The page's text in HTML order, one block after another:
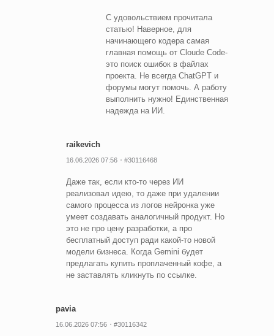
С удовольствием прочитала
статью! Наверное, для
начинающего кодера самая
главная помощь от Cloude Code-
это поиск ошибок в файлах
проекта. Не всегда ChatGPT и
форумы могут помочь. А работу
выполнить нужно! Единственная
надежда на ИИ.
raikevich
16.06.2026 07:56 #30116468
Даже так, если кто-то через ИИ
реализовал идею, то даже при удалении
самого процесса из логов нейронка уже
умеет создавать аналогичный продукт. Но
это не про цену разработки, а про
бесплатный доступ ради какой-то новой
модели бизнеса. Когда Gemini будет
предлагать купить проплаченный кофе, а
не заставлять кликнуть по ссылке.
pavia
16.06.2026 07:56 #30116342